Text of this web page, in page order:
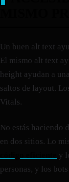
Un buen alt text
El mismo alt text
height ayudan a
saltos de layout.
Vitals.
No estás haciendo
en dos sitios. Lo
y
personas, y los